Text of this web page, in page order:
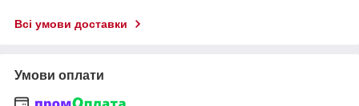
Всі умови доставки
Умови оплати